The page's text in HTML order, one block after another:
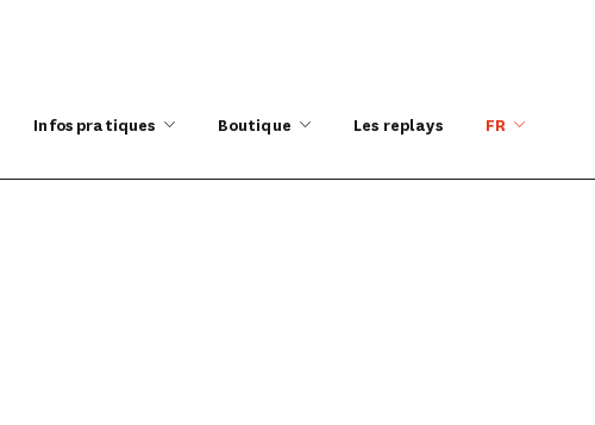
Infos pratiques Boutique Les replays FR